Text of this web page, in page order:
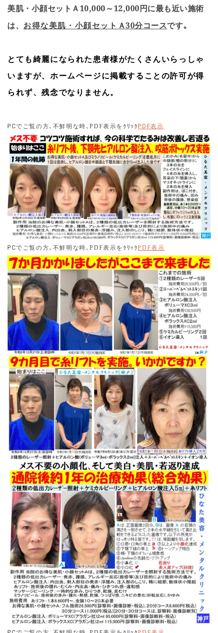
を塗り、これからの季節は日傘をさして、セットに加えて
２週間に１回レーザートーニング(１回５０００円)を受け
て頂き、ビタミンＣ(シナール配合錠)、トラネキサム酸、
シミができやすい方でも肌が黒くなりやすい方でもほとん
ラニン色素はほぼ破壊することはできるのです。但し、真
皮にメラニン色素が存在するような深い部分のシミ、主に
2025.05.10
保険診療でニキビが治らない方のために、ニキビ治療施術
セットを始めます。ご興味のある方は是非ご利用くださ
い。アクネトーニング(ニキビに対するレーザートーニン
グ)とケミカルピーリングのセットです。学割対象セットで
す。但し、保険診療でニキビが治らない場合は、内服薬は
必須です。
2025.05.10
クチコミ・評価投稿を簡単にできるようにしましたのでご
利用ください。
2025.05.02
本日午後、「ヒアルロン酸注入割引きキャンペーン 3500
円引き」を実施しています。ご興味のある患者様は、特別
キャンペーン欄をご覧ください。但し、２ml(本)以上注入
する方に限ります。
2025.04.30
超特別キャンペーン「レーザートーニング１５分３０００
円」(税込)及び「お得な美肌・小顔セット２０分コース６
０００円」を令和7年5月1日(木)午後及び5月2日(金)午前に
提供することにしました。通常よりも出力を強くしていま
す。モニター価格ですので、是非ご利用ください。
2025.02.14
令和７年４月より、アラガン社製ヒアルロン酸、ボリュー
マXC及びボラックスXCを取り扱うことが決まりました。老
化現象のひとつ、骨量減少によって起きる骨構造の萎縮と
それによる皮膚のたるみの改善のための施術を行います。
骨構造の萎縮を２年以上効果が持続する硬めのヒアルロン
酸を補充してさらに真皮層及び皮下組織にヒアルロン酸を
注入することで自然な若返りを実現いたします。乞うご期
待！
2025.02.08
当職は、抗アレルギー剤について、他の医師とは、異なる
説明をしています。それには科学的根拠があるからです。
最新医療情報をホームページにおいて発信することにしま
した。お読みいただけますと幸いです。問題は子供には服
用させてはいけない薬剤です。
2025.02.07
令和７年に入り、抗アレルギー剤、メディカルダイエット
薬、しもやけ改善薬、生活機能改善薬、アンチエイジング
薬、成人病予防薬等を処方しています。もちろん、お値段
美肌・小顔セットＡ10,000～12,000円に最も近い施術
は、
お得な美肌・小顔セット Ａ30分コースです｡
とても綺麗になられた患者様がたくさんいらっしゃ
いますが、ホームページに掲載することの許可が得
られず、残念でなりません。
PCでご覧の方､不鮮明な時､PDF表示をｸﾘｯｸ PDF表示
PCでご覧の方､不鮮明な時､PDF表示をｸﾘｯｸPDF表示